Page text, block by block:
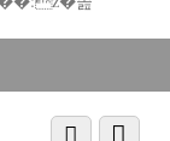
Menu
Scroll